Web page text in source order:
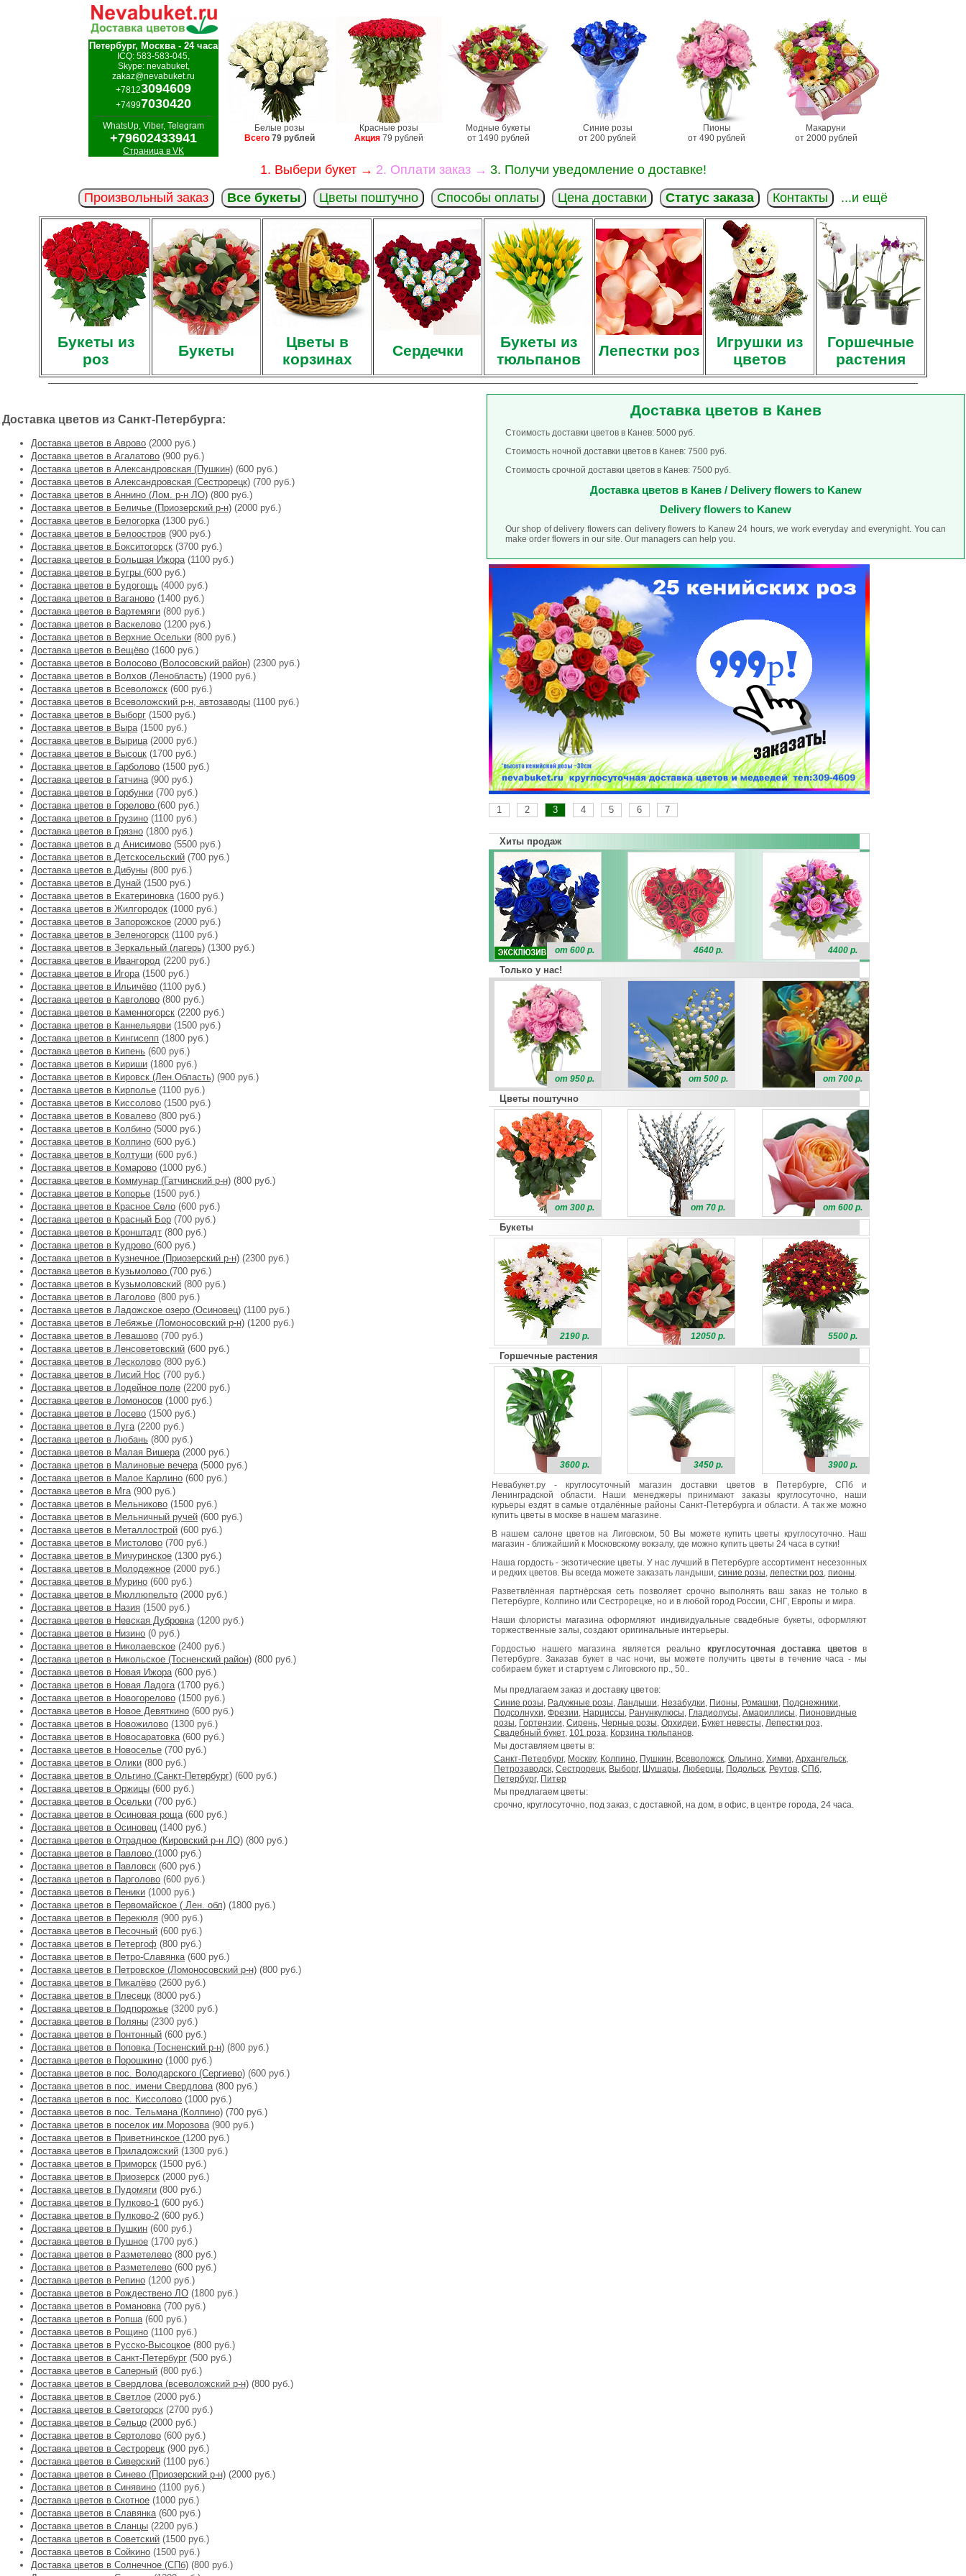
Петербург, Москва - 24 часа
ICQ: 583-583-045,
Skype: nevabuket,
zakaz@nevabuket.ru
+78123094609
+74997030420
WhatsUp, Viber, Telegram
+79602433941
Страница в VK
Белые розы
Всего 79 рублей
Красные розы
Акция 79 рублей
Модные букеты
от 1490 рублей
Синие розы
от 200 рублей
Пионы
от 490 рублей
Макаруни
от 2000 рублей
1. Выбери букет → 2. Оплати заказ → 3. Получи уведомление о доставке!
Произвольный заказ
Все букеты Цветы поштучно Способы оплаты Цена доставки Статус заказа Контакты ...и ещё
Букеты из
роз
Букеты
Цветы в
корзинах
Сердечки
Букеты из
тюльпанов
Лепестки роз
Игрушки из
цветов
Горшечные
растения
Доставка цветов из Санкт-Петербурга:
Доставка цветов в Аврово (2000 руб.)
Доставка цветов в Агалатово (900 руб.)
Доставка цветов в Александровская (Пушкин) (600 руб.)
Доставка цветов в Александровская (Сестрорецк) (700 руб.)
Доставка цветов в Аннино (Лом. р-н ЛО) (800 руб.)
Доставка цветов в Беличье (Приозерский р-н) (2000 руб.)
Доставка цветов в Белогорка(1300 руб.)
Доставка цветов в Белоостров (900 руб.)
Доставка цветов в Бокситогорск (3700 руб.)
Доставка цветов в Большая Ижора(1100 руб.)
Доставка цветов в Бугры (600 руб.)
Доставка цветов в Будогощь (4000 руб.)
Доставка цветов в Ваганово (1400 руб.)
Доставка цветов в Вартемяги (800 руб.)
Доставка цветов в Васкелово (1200 руб.)
Доставка цветов в Верхние Осельки (800 руб.)
Доставка цветов в Вещёво (1600 руб.)
Доставка цветов в Волосово (Волосовский район) (2300 руб.)
Доставка цветов в Волхов (Ленобласть) (1900 руб.)
Доставка цветов в Всеволожск (600 руб.)
Доставка цветов в Всеволожский р-н, автозаводы (1100 руб.)
Доставка цветов в Выборг (1500 руб.)
Доставка цветов в Выра(1500 руб.)
Доставка цветов в Вырица(2000 руб.)
Доставка цветов в Высоцк (1700 руб.)
Доставка цветов в Гарболово (1500 руб.)
Доставка цветов в Гатчина(900 руб.)
Доставка цветов в Горбунки (700 руб.)
Доставка цветов в Горелово (600 руб.)
Доставка цветов в Грузино (1100 руб.)
Доставка цветов в Грязно (1800 руб.)
Доставка цветов в д Анисимово (5500 руб.)
Доставка цветов в Детскосельский (700 руб.)
Доставка цветов в Дибуны (800 руб.)
Доставка цветов в Дунай (1500 руб.)
Доставка цветов в Екатериновка(1600 руб.)
Доставка цветов в Жилгородок (1000 руб.)
Доставка цветов в Запорожское (2000 руб.)
Доставка цветов в Зеленогорск (1100 руб.)
Доставка цветов в Зеркальный (лагерь) (1300 руб.)
Доставка цветов в Ивангород (2200 руб.)
Доставка цветов в Игора(1500 руб.)
Доставка цветов в Ильичёво (1100 руб.)
Доставка цветов в Кавголово (800 руб.)
Доставка цветов в Каменногорск (2200 руб.)
Доставка цветов в Каннельярви (1500 руб.)
Доставка цветов в Кингисепп (1800 руб.)
Доставка цветов в Кипень (600 руб.)
Доставка цветов в Кириши (1800 руб.)
Доставка цветов в Кировск (Лен.Область) (900 руб.)
Доставка цветов в Кирполье (1100 руб.)
Доставка цветов в Киссолово (1500 руб.)
Доставка цветов в Ковалево (800 руб.)
Доставка цветов в Колбино (5000 руб.)
Доставка цветов в Колпино (600 руб.)
Доставка цветов в Колтуши (600 руб.)
Доставка цветов в Комарово (1000 руб.)
Доставка цветов в Коммунар (Гатчинский р-н) (800 руб.)
Доставка цветов в Копорье (1500 руб.)
Доставка цветов в Красное Село (600 руб.)
Доставка цветов в Красный Бор (700 руб.)
Доставка цветов в Кронштадт (800 руб.)
Доставка цветов в Кудрово (600 руб.)
Доставка цветов в Кузнечное (Приозерский р-н) (2300 руб.)
Доставка цветов в Кузьмолово (700 руб.)
Доставка цветов в Кузьмоловский (800 руб.)
Доставка цветов в Лаголово (800 руб.)
Доставка цветов в Ладожское озеро (Осиновец) (1100 руб.)
Доставка цветов в Лебяжье (Ломоносовский р-н) (1200 руб.)
Доставка цветов в Левашово (700 руб.)
Доставка цветов в Ленсоветовский (600 руб.)
Доставка цветов в Лесколово (800 руб.)
Доставка цветов в Лисий Нос (700 руб.)
Доставка цветов в Лодейное поле (2200 руб.)
Доставка цветов в Ломоносов (1000 руб.)
Доставка цветов в Лосево (1500 руб.)
Доставка цветов в Луга(2200 руб.)
Доставка цветов в Любань (800 руб.)
Доставка цветов в Малая Вишера(2000 руб.)
Доставка цветов в Малиновые вечера(5000 руб.)
Доставка цветов в Малое Карлино (600 руб.)
Доставка цветов в Мга(900 руб.)
Доставка цветов в Мельниково (1500 руб.)
Доставка цветов в Мельничный ручей (600 руб.)
Доставка цветов в Металлострой (600 руб.)
Доставка цветов в Мистолово (700 руб.)
Доставка цветов в Мичуринское (1300 руб.)
Доставка цветов в Молодежное (2000 руб.)
Доставка цветов в Мурино (600 руб.)
Доставка цветов в Мюллюпельто (2000 руб.)
Доставка цветов в Назия (1500 руб.)
Доставка цветов в Невская Дубровка(1200 руб.)
Доставка цветов в Низино (0 руб.)
Доставка цветов в Николаевское (2400 руб.)
Доставка цветов в Никольское (Тосненский район) (800 руб.)
Доставка цветов в Новая Ижора(600 руб.)
Доставка цветов в Новая Ладога(1700 руб.)
Доставка цветов в Новогорелово (1500 руб.)
Доставка цветов в Новое Девяткино (600 руб.)
Доставка цветов в Новожилово (1300 руб.)
Доставка цветов в Новосаратовка(600 руб.)
Доставка цветов в Новоселье (700 руб.)
Доставка цветов в Олики (800 руб.)
Доставка цветов в Ольгино (Санкт-Петербург) (600 руб.)
Доставка цветов в Оржицы (600 руб.)
Доставка цветов в Осельки (700 руб.)
Доставка цветов в Осиновая роща(600 руб.)
Доставка цветов в Осиновец (1400 руб.)
Доставка цветов в Отрадное (Кировский р-н ЛО) (800 руб.)
Доставка цветов в Павлово (1000 руб.)
Доставка цветов в Павловск (600 руб.)
Доставка цветов в Парголово (600 руб.)
Доставка цветов в Пеники (1000 руб.)
Доставка цветов в Первомайское ( Лен. обл) (1800 руб.)
Доставка цветов в Перекюля (900 руб.)
Доставка цветов в Песочный (600 руб.)
Доставка цветов в Петергоф (800 руб.)
Доставка цветов в Петро-Славянка(600 руб.)
Доставка цветов в Петровское (Ломоносовский р-н) (800 руб.)
Доставка цветов в Пикалёво (2600 руб.)
Доставка цветов в Плесецк (8000 руб.)
Доставка цветов в Подпорожье (3200 руб.)
Доставка цветов в Поляны (2300 руб.)
Доставка цветов в Понтонный (600 руб.)
Доставка цветов в Поповка (Тосненский р-н) (800 руб.)
Доставка цветов в Порошкино (1000 руб.)
Доставка цветов в пос. Володарского (Сергиево) (600 руб.)
Доставка цветов в пос. имени Свердлова(800 руб.)
Доставка цветов в пос. Киссолово (1000 руб.)
Доставка цветов в пос. Тельмана (Колпино) (700 руб.)
Доставка цветов в поселок им.Морозова(900 руб.)
Доставка цветов в Приветнинское (1200 руб.)
Доставка цветов в Приладожский (1300 руб.)
Доставка цветов в Приморск (1500 руб.)
Доставка цветов в Приозерск (2000 руб.)
Доставка цветов в Пудомяги (800 руб.)
Доставка цветов в Пулково-1 (600 руб.)
Доставка цветов в Пулково-2 (600 руб.)
Доставка цветов в Пушкин (600 руб.)
Доставка цветов в Пушное (1700 руб.)
Доставка цветов в Разметелево (800 руб.)
Доставка цветов в Разметелево (600 руб.)
Доставка цветов в Репино (1200 руб.)
Доставка цветов в Рождествено ЛО (1800 руб.)
Доставка цветов в Романовка(700 руб.)
Доставка цветов в Ропша(600 руб.)
Доставка цветов в Рощино (1100 руб.)
Доставка цветов в Русско-Высоцкое (800 руб.)
Доставка цветов в Санкт-Петербург (500 руб.)
Доставка цветов в Саперный (800 руб.)
Доставка цветов в Свердлова (всеволожский р-н) (800 руб.)
Доставка цветов в Светлое (2000 руб.)
Доставка цветов в Светогорск (2700 руб.)
Доставка цветов в Сельцо (2000 руб.)
Доставка цветов в Сертолово (600 руб.)
Доставка цветов в Сестрорецк (900 руб.)
Доставка цветов в Сиверский (1100 руб.)
Доставка цветов в Синево (Приозерский р-н) (2000 руб.)
Доставка цветов в Синявино (1100 руб.)
Доставка цветов в Скотное (1000 руб.)
Доставка цветов в Славянка(600 руб.)
Доставка цветов в Сланцы (2200 руб.)
Доставка цветов в Советский (1500 руб.)
Доставка цветов в Сойкино (1500 руб.)
Доставка цветов в Солнечное (СПб) (800 руб.)
Доставка цветов в Канев
Стоимость доставки цветов в Канев: 5000 руб.
Стоимость ночной доставки цветов в Канев: 7500 руб.
Стоимость срочной доставки цветов в Канев: 7500 руб.
Доставка цветов в Канев / Delivery flowers to Kanew
Delivery flowers to Kanew
Our shop of delivery flowers can delivery flowers to Kanew 24 hours, we work everyday and everynight. You can
make order flowers in our site. Our managers can help you.
1 2 3 4 5 6 7
Хиты продаж
от 600 р. 4640 р. 4400 р.
Только у нас!
от 950 р. от 500 р. от 700 р.
Цветы поштучно
от 300 р. от 70 р. от 600 р.
Букеты
2190 р. 12050 р. 5500 р.
Горшечные растения
3600 р. 3450 р.
3900 р.
Невабукет.ру - круглосуточный магазин доставки цветов в Петербурге, СПб и
Ленинградской области. Наши менеджеры принимают заказы круглосуточно, наши
курьеры ездят в самые отдалённые районы Санкт-Петербурга и области. А так же можно
купить цветы в москве в нашем магазине.
В нашем салоне цветов на Лиговском, 50 Вы можете купить цветы круглосуточно. Наш
магазин - ближайший к Московскому вокзалу, где можно купить цветы 24 часа в сутки!
Наша гордость - экзотические цветы. У нас лучший в Петербурге ассортимент несезонных
и редких цветов. Вы всегда можете заказать ландыши, синие розы, лепестки роз, пионы.
Разветвлённая партнёрская сеть позволяет срочно выполнять ваш заказ не только в
Петербурге, Колпино или Сестрорецке, но и в любой город России, СНГ, Европы и мира.
Наши флористы магазина оформляют индивидуальные свадебные букеты, оформляют
торжественные залы, создают оригинальные интерьеры.
Гордостью нашего магазина является реально круглосуточная доставка цветовв
Петербурге. Заказав букет в час ночи, вы можете получить цветы в течение часа - мы
собираем букет и стартуем с Лиговского пр., 50..
Мы предлагаем заказ и доставку цветов:
Синие розы, Радужные розы, Ландыши, Незабудки, Пионы, Ромашки, Подснежники,
Подсолнухи, Фрезии, Нарциссы, Ранункулюсы, Гладиолусы, Амариллисы, Пионовидные
розы, Гортензии, Сирень, Черные розы, Орхидеи, Букет невесты, Лепестки роз,
Свадебный букет, 101 роза, Корзина тюльпанов.
Мы доставляем цветы в:
Санкт-Петербург, Москву, Колпино, Пушкин, Всеволожск, Ольгино, Химки, Архангельск,
Петрозаводск, Сестрорецк, Выборг, Шушары, Люберцы, Подольск, Реутов, СПб,
Петербург, Питер
Мы предлагаем цветы:
срочно, круглосуточно, под заказ, с доставкой, на дом, в офис, в центре города, 24 часа.